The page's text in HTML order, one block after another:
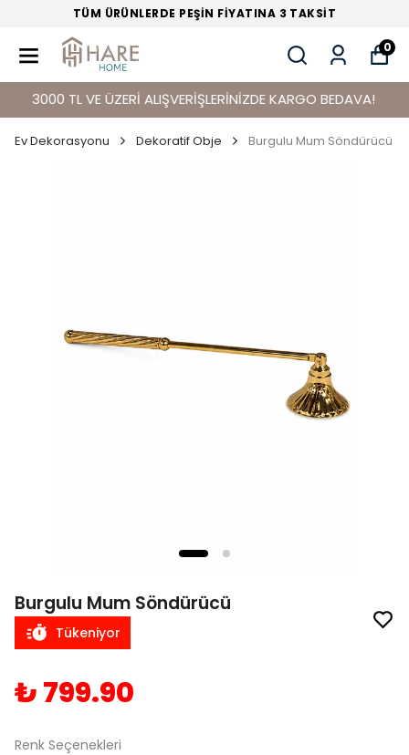
TÜM ÜRÜNLERDE PEŞİN FİYATINA 3 TAKSİT
0
TL VE ÜZERİ ALIŞVERİŞLERİNİZDE KARGO BEDAVA!
Ev Dekorasyonu Dekoratif Obje Burgulu Mum Söndürücü
Burgulu Mum Söndürücü
Tükeniyor
₺ 799.90
Renk Seçenekleri